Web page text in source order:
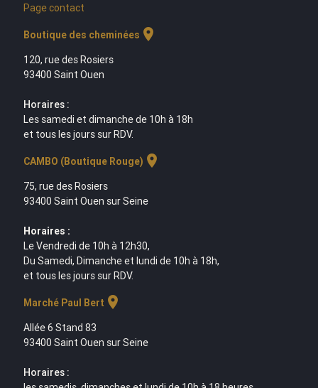
Page contact
Boutique des cheminées location_on
120, rue des Rosiers
93400 Saint Ouen
Horaires :
Les samedi et dimanche de 10h à 18h
et tous les jours sur RDV.
CAMBO (Boutique Rouge) location_on
75, rue des Rosiers
93400 Saint Ouen sur Seine
Horaires :
Le Vendredi de 10h à 12h30,
Du Samedi, Dimanche et lundi de 10h à 18h,
et tous les jours sur RDV.
Marché Paul Bert location_on
Allée 6 Stand 83
93400 Saint Ouen sur Seine
Horaires :